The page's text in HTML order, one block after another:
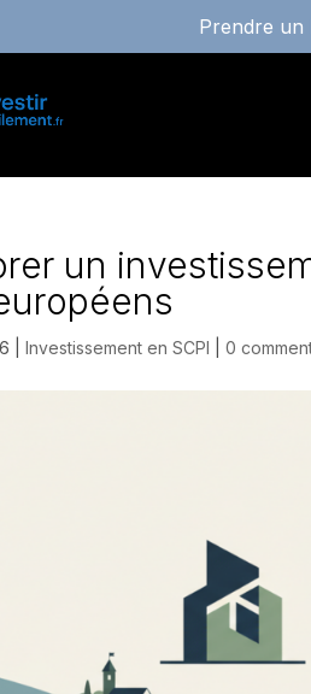
Prendre un
un
|Investissement en SCPI |0